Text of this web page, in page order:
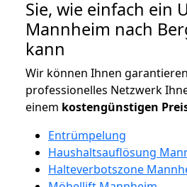
Sie, wie einfach ein
Mannheim nach
kann
Wir können Ihnen
professionelles Netzwerk
einem kostengünstigen
Entrümpelung
Haushaltsauflösung
Halteverbotszone